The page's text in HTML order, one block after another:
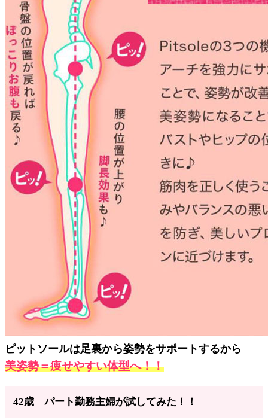
ピットソールは足裏から姿勢をサポートするから
美姿勢＝痩せやすい体型へ！！
42歳 パート勤務主婦が試してみた！！